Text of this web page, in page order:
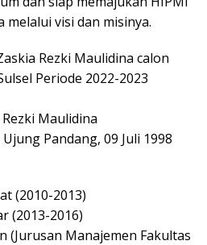
melalui visi dan misinya.
Rezki Maulidina calon
Periode 2022-2023
Maulidina
Pandang, 09 Juli 1998
(2010-2013)
(2013-2016)
(Jurusan Manajemen Fakultas